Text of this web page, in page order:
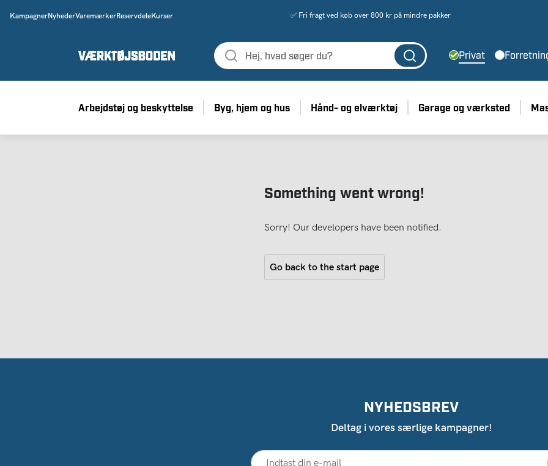
KampagnerNyhederVaremærkerReservdeleKurser ✅ Fri fragt ved køb over 800 kr på mindre pakker
Privat
Arbejdstøj og beskyttelse Byg, hjem og hus Hånd- og elværktøj Garage og værksted
Something went wrong!
Sorry! Our developers have been notified.
Go back to the start page
NYHEDSBREV
Deltag i vores særlige kampagner!